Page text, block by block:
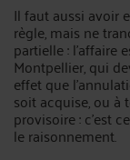
Il faut aussi avoir
règle, mais ne
partielle : l’affaire
Montpellier, qui
effet que
soit acquise, ou à
provisoire : c’est
le raisonnement.